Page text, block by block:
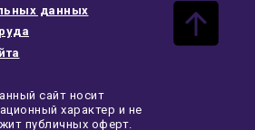
сайт носит
характер и не
публичных оферт.
данных